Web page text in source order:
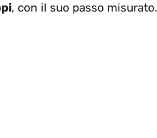
, con il suo passo